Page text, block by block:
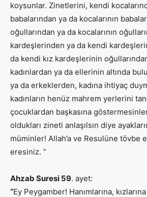
koysunlar. Zinetlerini, kendi
babalarından ya da kocalarının
oğullarından ya da kocalarının
kardeşlerinden ya da kendi
da kendi kız kardeşlerinin
kadınlardan ya da ellerinin altında
ya da erkeklerden, kadına ihtiyaç
kadınların henüz mahrem yerlerini
çocuklardan başkasına
oldukları zineti anlaşılsın diye
müminler! Allah’a ve Resulüne tövbe
eresiniz. ”
Ahzab Suresi 59. ayet:
“Ey Peygamber! Hanımlarına,